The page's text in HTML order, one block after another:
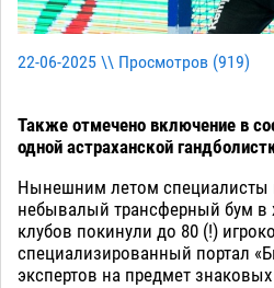
22-06-2025 \\ Просмотров (919)
Также отмечено включение в
одной астраханской
Нынешним летом специалисты
небывалый трансферный бум в
клубов покинули до 80 (!)
специализированный портал
экспертов на предмет